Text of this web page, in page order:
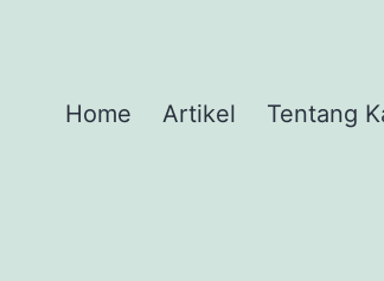
Home Artikel Tentang